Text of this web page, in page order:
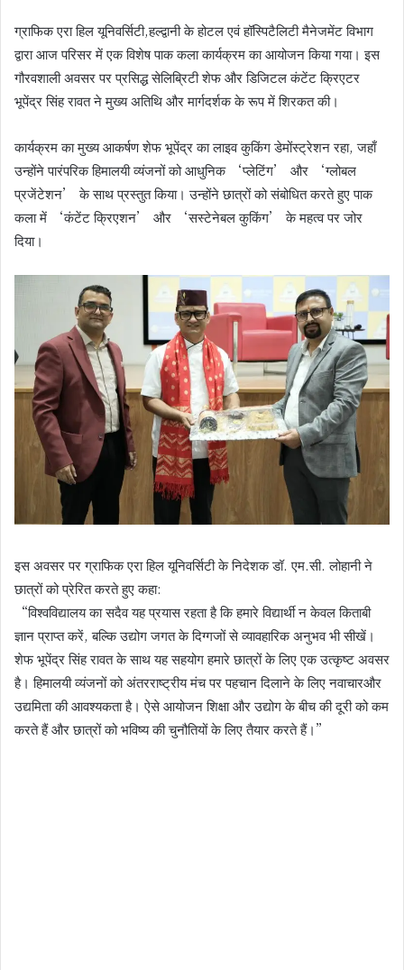
ग्राफिक एरा हिल यूनिवर्सिटी,हल्द्वानी के होटल एवं हॉस्पिटैलिटी मैनेजमेंट विभाग
द्वारा आज परिसर में एक विशेष पाक कला कार्यक्रम का आयोजन किया गया। इस
गौरवशाली अवसर पर प्रसिद्ध सेलिब्रिटी शेफ और डिजिटल कंटेंट क्रिएटर
भूपेंद्र सिंह रावत ने मुख्य अतिथि और मार्गदर्शक के रूप में शिरकत की।
कार्यक्रम का मुख्य आकर्षण शेफ भूपेंद्र का लाइव कुकिंग डेमोंस्ट्रेशन रहा, जहाँ
उन्होंने पारंपरिक हिमालयी व्यंजनों को आधुनिक ‘प्लेटिंग’ और ‘ग्लोबल
प्रजेंटेशन’ के साथ प्रस्तुत किया। उन्होंने छात्रों को संबोधित करते हुए पाक
कला में ‘कंटेंट क्रिएशन’ और ‘सस्टेनेबल कुकिंग’ के महत्व पर जोर
दिया।
इस अवसर पर ग्राफिक एरा हिल यूनिवर्सिटी के निदेशक डॉ. एम.सी. लोहानी ने
छात्रों को प्रेरित करते हुए कहा:
“विश्वविद्यालय का सदैव यह प्रयास रहता है कि हमारे विद्यार्थी न केवल किताबी
ज्ञान प्राप्त करें, बल्कि उद्योग जगत के दिग्गजों से व्यावहारिक अनुभव भी सीखें।
शेफ भूपेंद्र सिंह रावत के साथ यह सहयोग हमारे छात्रों के लिए एक उत्कृष्ट अवसर
है। हिमालयी व्यंजनों को अंतरराष्ट्रीय मंच पर पहचान दिलाने के लिए नवाचारऔर
उद्यमिता की आवश्यकता है। ऐसे आयोजन शिक्षा और उद्योग के बीच की दूरी को कम
करते हैं और छात्रों को भविष्य की चुनौतियों के लिए तैयार करते हैं।”